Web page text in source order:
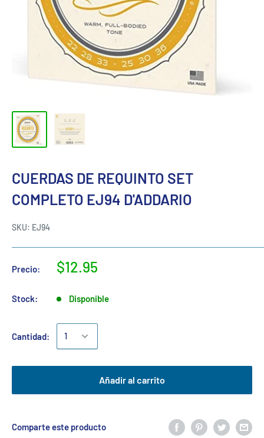
CUERDAS DE REQUINTO SET
COMPLETO EJ94 D'ADDARIO
SKU: EJ94
Precio: $12.95
Stock: Disponible
Cantidad:
Añadir al carrito
Comparte este producto